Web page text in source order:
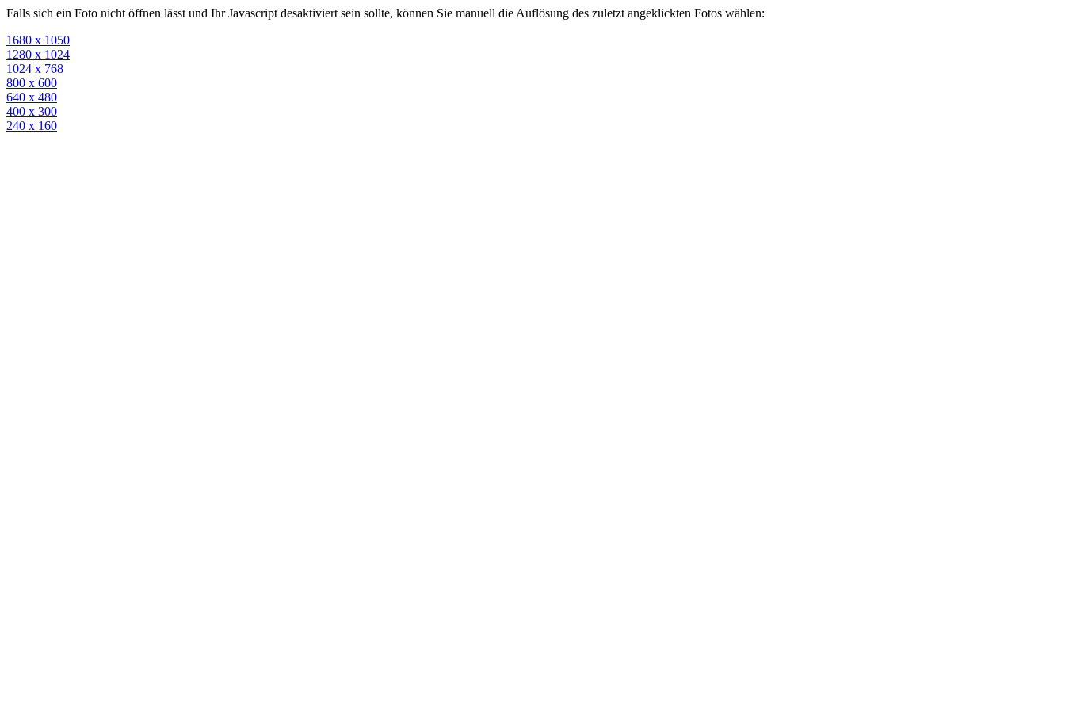
Falls sich ein Foto nicht öffnen lässt und Ihr Javascript desaktiviert sein sollte, können Sie manuell die Auflösung des zuletzt angeklickten Fotos wählen:
1680 x 1050
1280 x 1024
1024 x 768
800 x 600
640 x 480
400 x 300
240 x 160